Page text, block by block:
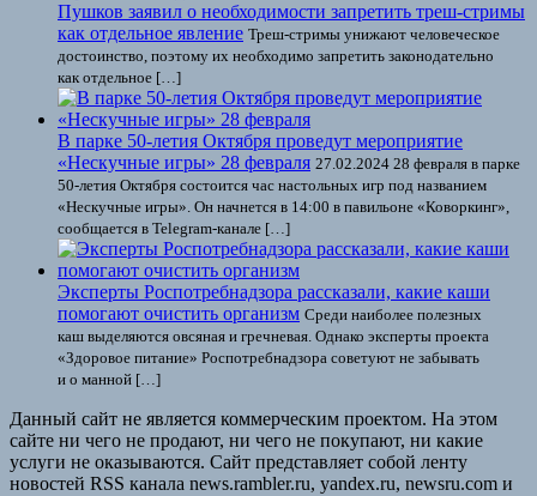
Пушков заявил о необходимости запретить треш-стримы
как отдельное явление Треш-стримы унижают человеческое
достоинство, поэтому их необходимо запретить законодательно
как отдельное […]
В парке 50-летия Октября проведут мероприятие
«Нескучные игры» 28 февраля 27.02.2024 28 февраля в парке
50-летия Октября состоится час настольных игр под названием
«Нескучные игры». Он начнется в 14:00 в павильоне «Коворкинг»,
сообщается в Telegram-канале […]
Эксперты Роспотребнадзора рассказали, какие каши
помогают очистить организм Среди наиболее полезных
каш выделяются овсяная и гречневая. Однако эксперты проекта
«Здоровое питание» Роспотребнадзора советуют не забывать
и о манной […]
Данный сайт не является коммерческим проектом. На этом
сайте ни чего не продают, ни чего не покупают, ни какие
услуги не оказываются. Сайт представляет собой ленту
новостей RSS канала news.rambler.ru, yandex.ru, newsru.com и